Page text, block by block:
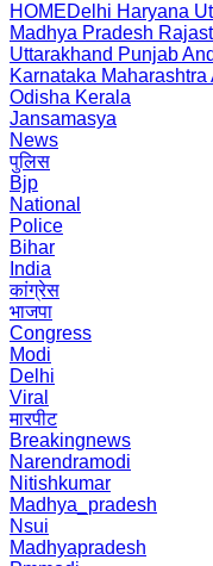
HOMEDelhi Haryana
Madhya Pradesh
Uttarakhand Punjab
Karnataka Maharashtra
Odisha Kerala
Jansamasya
News
पुलिस
Bjp
National
Police
Bihar
India
कांग्रेस
भाजपा
Congress
Modi
Delhi
Viral
मारपीट
Breakingnews
Narendramodi
Nitishkumar
Madhya_pradesh
Nsui
Madhyapradesh